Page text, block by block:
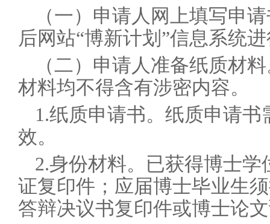
（一） 申请人网上填写申
后网站“博新计划”信息系统
（二）申请人准备纸质材
材料均不得含有涉密内容。
1.纸质申请书。纸质申请书
效。
2.身份材料。 已获得博士学
证复印件；应届博士毕业生
答辩决议书复印件或博士论